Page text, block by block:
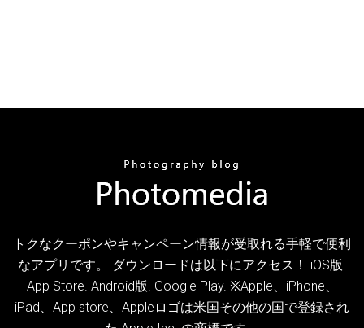
トクなクーポンやキャンペーン情報が受取れる手軽で便利
なアプリです。 ダウンロードは以下にアクセス！ iOS版.
App Store. Android版. Google Play. ※Apple、iPhone、
iPad、App store、Appleロゴは米国その他の国で登録され